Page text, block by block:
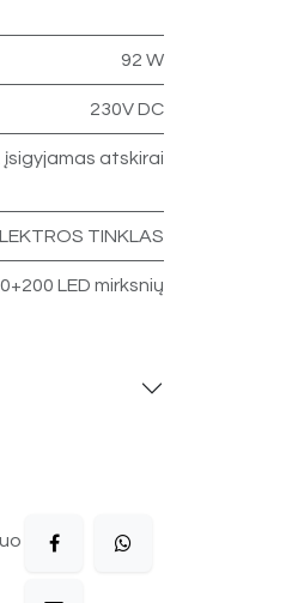
92 W
230V DC
įsigyjamas atskirai
TINKLAS
LED mirksnių